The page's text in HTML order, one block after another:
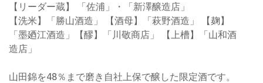
【リーダー蔵】 「佐浦」・「新澤醸造店」
【洗米】「勝山酒造」 【酒母】「萩野酒造」 【麹】
「墨廼江酒造」【醪】「川敬商店」 【上槽】「山和酒
造店」
山田錦を48％まで磨き自社上保で醸した限定酒です。